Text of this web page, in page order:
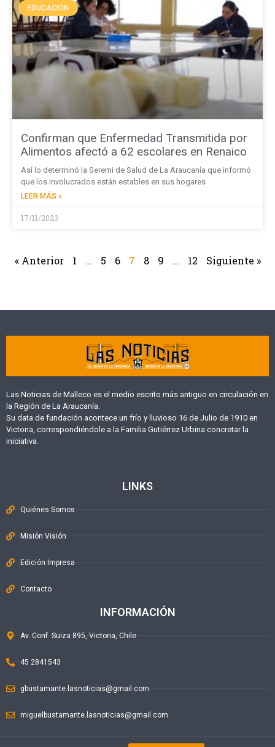
EDUCACIÓN
Confirman que Enfermedad Transmitida por
Alimentos afectó a 62 escolares en Renaico
Así lo determinó la Seremi de Salud de La Araucanía que informó
que los involucrados están estables en sus hogares
LEER MÁS »
17/11/2023
« Anterior 1 … 5 6 7 8 9 … 12 Siguiente »
Las Noticias de Malleco es el medio escrito más antiguo en circulación en
la Región de La Araucanía.
Su data de fundación acontece un frío y lluvioso 16 de Julio de 1910 en
Victoria, correspondiéndole a la Familia Gutiérrez Urbina concretar la
iniciativa.
LINKS
Quiénes Somos
Misión Visión
Edición Impresa
Contacto
INFORMACIÓN
Av. Conf. Suiza 895, Victoria, Chile
45 2841543
gbustamante.lasnoticias@gmail.com
miguelbustamante.lasnoticias@gmail.com